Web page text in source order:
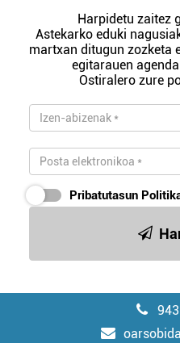
Harpidetu zaitez
Astekarko eduki
martxan ditugun zozketa
egitarauen
Ostiralero zure
Pribatutasun